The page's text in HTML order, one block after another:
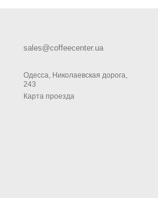
sales@coffeecenter.ua
Одесса, Николаевская дорога,
243
Карта проезда